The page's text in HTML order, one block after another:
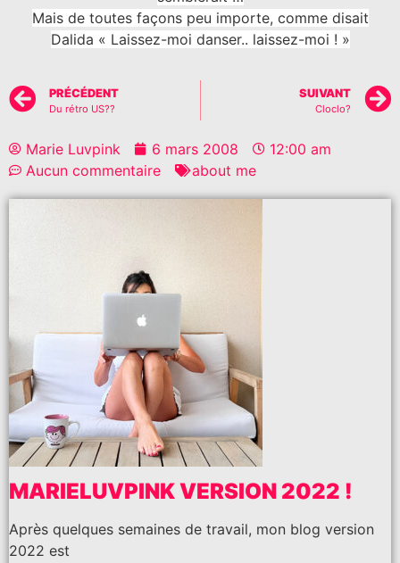
Mais de toutes façons peu importe, comme disait
Dalida « Laissez-moi danser.. laissez-moi ! »
PRÉCÉDENT
Du rétro US??
SUIVANT
Cloclo?
Marie Luvpink 6 mars 2008
12:00 am
Aucun commentaire
about me
MARIELUVPINK VERSION 2022 !
Après quelques semaines de travail, mon blog version
2022 est